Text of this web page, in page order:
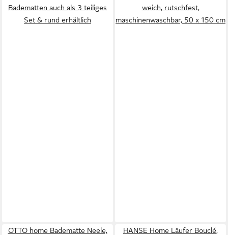
Badematten auch als 3 teiliges
Set & rund erhältlich
weich, rutschfest,
maschinenwaschbar, 50 x 150 cm
OTTO home Badematte Neele,
HANSE Home Läufer Bouclé,